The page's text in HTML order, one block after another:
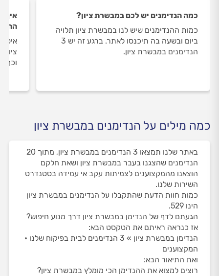
כמה הנדימנים יש לכם במבשרת ציון?
כמות ההנדימנים שיש לנו במבשרת ציון תלויה
ביום ובשעה בה תיכנסו לאתר. ברגע זה יש 3
הנדימנים במבשרת ציון.
איך
וכך
כמה מילים על הנדימנים במבשרת ציון
באתר שלנו תמצאו 3 הנדימנים במבשרת ציון, מתוך 20
הנדימנים שהצגנו בעבר במבשרת ציון ושאת חלקם
הוצאנו מהמקצוענים לצמיתות עקב אי עמידה בסטנדרט
השירות שלנו.
כמות חוות הדעת שהתקבלו על הנדימנים במבשרת ציון
הינו 529.
הגעתם לדף של הנדימן במבשרת ציון דרך מנוע חיפוש?
אז כנראה ראיתם את הטקסט הבא:
הנדימן במבשרת ציון » 3 הנדימנים לבית בפיקוח שלנו •
המקצוענים
ואת התיאור הבא:
רוצים למצוא את ההנדימן הכי מומלץ במבשרת ציון?